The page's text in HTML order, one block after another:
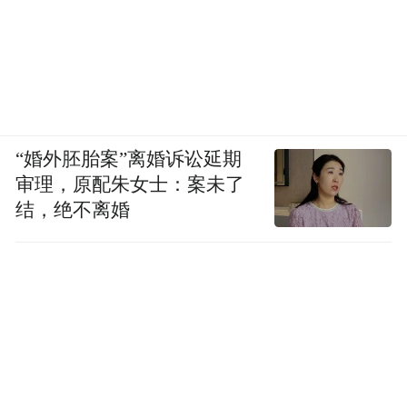
“婚外胚胎案”离婚诉讼延期
审理，原配朱女士：案未了
结，绝不离婚